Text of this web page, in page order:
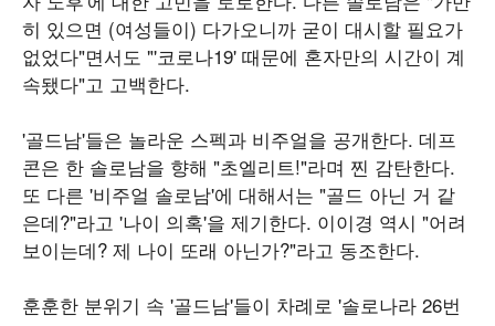
히 있으면 (여성들이) 다가오니까 굳이 대시할 필요가
없었다"면서도 "'코로나19' 때문에 혼자만의 시간이 계
속됐다"고 고백한다.
'골드남'들은 놀라운 스펙과 비주얼을 공개한다. 데프
콘은 한 솔로남을 향해 "초엘리트!"라며 찐 감탄한다.
또 다른 '비주얼 솔로남'에 대해서는 "골드 아닌 거 같
은데?"라고 '나이 의혹'을 제기한다. 이이경 역시 "어려
보이는데? 제 나이 또래 아닌가?"라고 동조한다.
훈훈한 분위기 속 '골드남'들이 차례로 '솔로나라 26번